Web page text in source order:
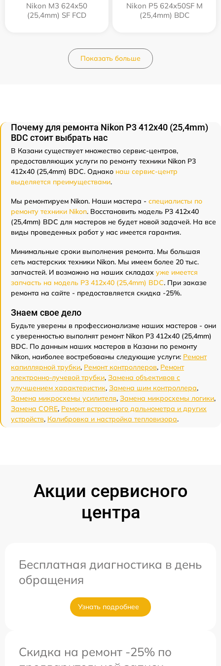
Nikon M3 624x50
(25,4mm) SF FCD
Nikon P5 624x50SF M
(25,4mm) BDC
Показать больше
Почему для ремонта Nikon P3 412x40 (25,4mm)
BDC стоит выбрать нас
В Казани существует множество сервис-центров,
предоставляющих услуги по ремонту техники Nikon P3
412x40 (25,4mm) BDC. Однако наш сервис-центр
выделяется преимуществами.
Мы ремонтируем Nikon. Наши мастера - специалисты по
ремонту техники Nikon. Восстановить модель P3 412x40
(25,4mm) BDC для мастеров не будет новой задачей. На все
виды проведенных работ у нас имеется гарантия.
Минимальные сроки выполнения ремонта. Мы большая
сеть мастерских техники Nikon. Мы имеем более 20 тыс.
запчастей. И возможно на наших складах уже имеется
запчасть на модель P3 412x40 (25,4mm) BDC. При заказе
ремонта на сайте - предоставляется скидка -25%.
Знаем свое дело
Будьте уверены в профессионализме наших мастеров - они
с уверенностью выполнят ремонт Nikon P3 412x40 (25,4mm)
BDC. По данным наших мастеров в Казани по ремонту
Nikon, наиболее востребованы следующие услуги: Ремонт
капиллярной трубки, Ремонт контроллеров, Ремонт
электронно-лучевой трубки, Замена объективов с
улучшением характеристик, Замена шим контроллера,
Замена микросхемы усилителя, Замена микросхемы логики,
Замена CORE, Ремонт встроенного дальнометра и других
устройств, Калибровка и настройка тепловизора.
Акции сервисного
центра
Бесплатная диагностика в день
обращения
Узнать подробнее
Скидка на ремонт -25% по